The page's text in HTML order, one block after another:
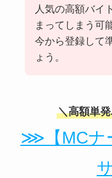
人気の高額バイ
まってしまう可
今から登録して
ょう。
＼高額単
⋙【MCナ